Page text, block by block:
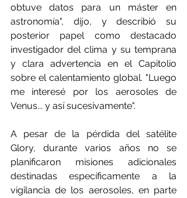
obtuve datos para un máster en
astronomía", dijo, y describió su
posterior papel como destacado
investigador del clima y su temprana
y clara advertencia en el Capitolio
sobre el calentamiento global. "Luego
me interesé por los aerosoles de
Venus... y así sucesivamente".
A pesar de la pérdida del satélite
Glory, durante varios años no se
planificaron misiones adicionales
destinadas específicamente a la
vigilancia de los aerosoles, en parte